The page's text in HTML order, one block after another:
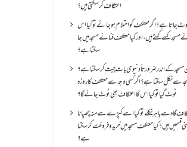
اعتکاف کر سکتی ہیں؟
ہے؟ اگر معتکف کو احتلام ہو جائے تو کیا اس
کسے کہتے ہیں ، اور کیا معتکف فنائے مسجد میں جا
سکتا ہے؟
کے اندر ضرورتاً دنیوی بات چیت کر سکتا ہے؟
سے نکل سکتا ہے؟ اگر کسی وجہ سے معتکف کا روزہ
ٹوٹ گیا تو کیا اس کا اعتکاف بھی ٹوٹ جائے گا؟
گاہ سے باہر نکلے تو کیا اسے کپڑے سے منہ چھپانا
ہیں؟کیا معتکف مسجد میں خرید و فروخت کر سکتا
ہے؟